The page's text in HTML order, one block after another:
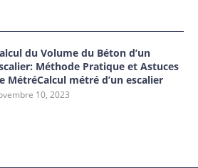
du Volume du Béton d’un
Méthode Pratique et Astuces
MétréCalcul métré d’un escalier
10, 2023